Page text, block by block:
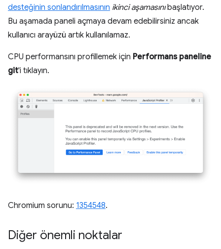
desteğinin sonlandırılmasının ikinci aşamasınıbaşlatıyor.
Bu aşamada paneli açmaya devam edebilirsiniz ancak
kullanıcı arayüzü artık kullanılamaz.
CPU performansını profillemek için Performans paneline
git'i tıklayın.
Chromium sorunu: 1354548.
Diğer önemli noktalar